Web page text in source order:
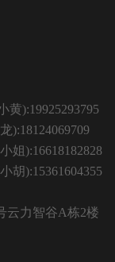
黄):19925293795
):18124069709
姐):16618182828
胡):15361604355
云力智谷A栋2楼